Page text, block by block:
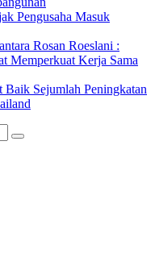
Pengusaha Masuk
Rosan Roeslani :
Memperkuat Kerja Sama
Sejumlah Peningkatan